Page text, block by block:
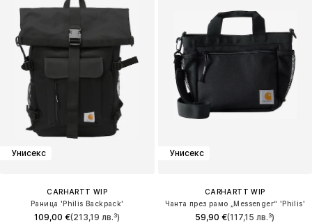
Унисекс
CARHARTT WIP
Раница 'Philis Backpack'
109,00 €(213,19 лв.³)
Унисекс
CARHARTT WIP
Чанта през рамо „Messenger“ 'Philis'
59,90 €(117,15 лв.³)